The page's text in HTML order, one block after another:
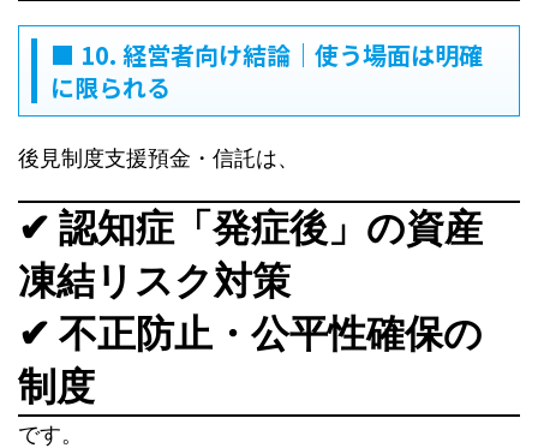
■ 10. 経営者向け結論｜使う場面は明確
に限られる
後見制度支援預金・信託は、
✔ 認知症「発症後」の資産
凍結リスク対策
✔ 不正防止・公平性確保の
制度
です。